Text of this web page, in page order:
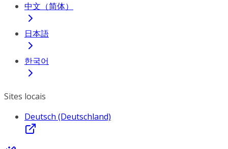
中文（简体）
日本語
한국어
Sites locais
Deutsch (Deutschland)